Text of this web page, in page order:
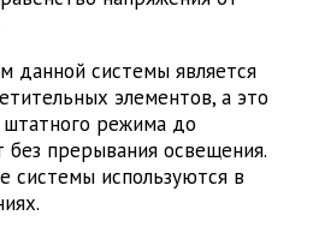
данной системы является
элементов, а это
режима до
без прерывания освещения.
системы используются в